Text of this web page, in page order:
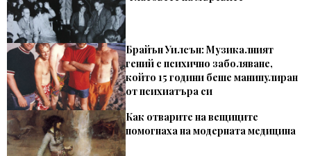
Брайън Уилсън: Музикалният
гений с психично заболяване,
който 15 години беше манипулиран
от психиатъра си
Как отварите на вещиците
помогнаха на модерната медицина